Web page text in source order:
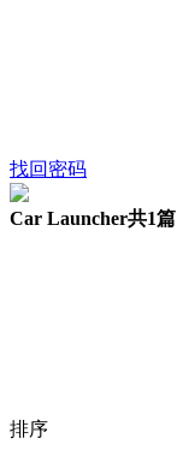
找回密码
Car Launcher共1篇
排序